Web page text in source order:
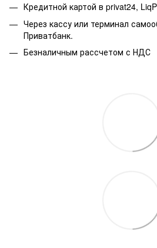
Кредитной картой в privat24,
Через кассу или терминал
Приватбанк.
Безналичным рассчетом с НДС